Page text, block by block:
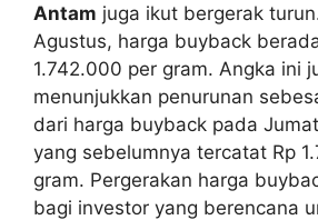
Antam juga ikut bergerak
Agustus, harga buyback
1.742.000 per gram. Angka ini
menunjukkan penurunan
dari harga buyback pada
yang sebelumnya tercatat Rp
gram. Pergerakan harga
bagi investor yang berencana